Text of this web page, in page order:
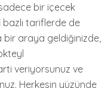
bir içecek
tariflerde de
bir araya geldiğinizde,
veriyorsunuz ve
Herkesin yüzünde